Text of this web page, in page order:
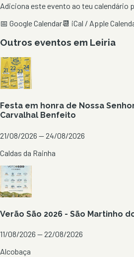
Adiciona este evento ao teu calendário
📅 Google Calendar📆 iCal / Apple
Outros eventos em Leiria
Festa em honra de Nossa
Carvalhal Benfeito
21/08/2026 — 24/08/2026
Caldas da Rainha
Verão São 2026 - São Martinho
11/08/2026 — 22/08/2026
Alcobaça